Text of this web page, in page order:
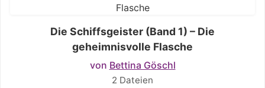
Die Schiffsgeister (Band 1) – Die
geheimnisvolle Flasche
von Bettina Göschl
2 Dateien